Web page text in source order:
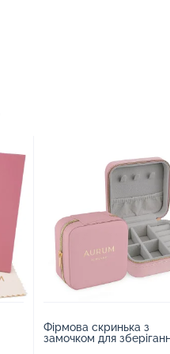
Фірмова скринька з
замочком для